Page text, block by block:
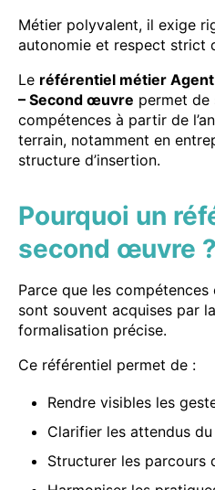
Métier polyvalent, il exige
autonomie et respect strict
Le référentiel métier
– Second œuvre permet de
compétences à partir de
terrain, notamment en
structure d’insertion.
Pourquoi un
second œuvre ?
Parce que les
sont souvent acquises par
formalisation précise.
Ce référentiel permet de :
Rendre visibles les
Clarifier les attendus
Structurer les parcours